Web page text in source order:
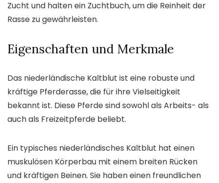
Zucht und halten ein Zuchtbuch, um die Reinheit der
Rasse zu gewährleisten.
Eigenschaften und Merkmale
Das niederländische Kaltblut ist eine robuste und
kräftige Pferderasse, die für ihre Vielseitigkeit
bekannt ist. Diese Pferde sind sowohl als Arbeits- als
auch als Freizeitpferde beliebt.
Ein typisches niederländisches Kaltblut hat einen
muskulösen Körperbau mit einem breiten Rücken
und kräftigen Beinen. Sie haben einen freundlichen